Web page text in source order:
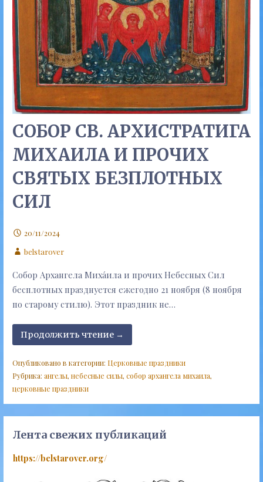
СОБОР СВ. АРХИСТРАТИГА
МИХАИЛА И ПРОЧИХ
СВЯТЫХ БЕЗПЛОТНЫХ
СИЛ
20/11/2024
belstarover
Собор Архангела Миха́ила и прочих Небесных Сил
бесплотных празднуется ежегодно 21 ноября (8 ноября
по старому стилю). Этот праздник не…
Продолжить чтение →
Опубликовано в категории: Церковные праздники
Рубрика: ангелы, небесные силы, собор архангела михаила,
церковные праздники
Лента свежих публикаций
https://belstarover.org/